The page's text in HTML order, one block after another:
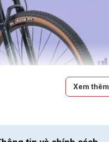
Xem thêm